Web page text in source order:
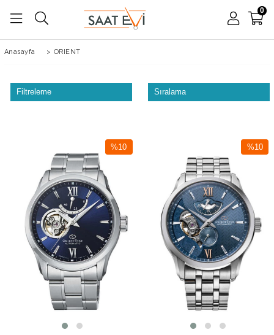
0
Anasayfa > ORIENT
Filtreleme Sıralama
%10
%10İndirim
%10